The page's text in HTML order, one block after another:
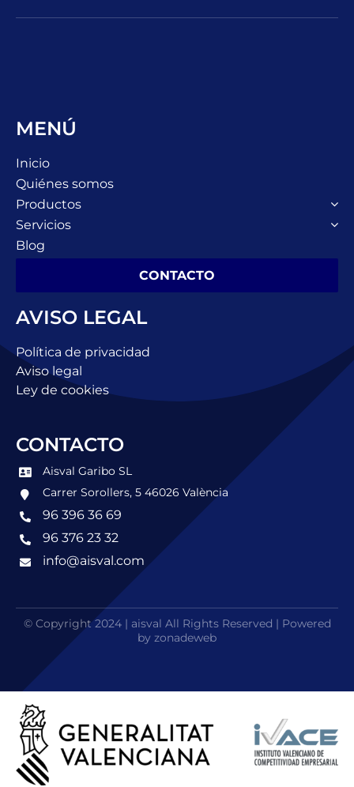
MENÚ
Inicio
Quiénes somos
Productos
Servicios
Blog
CONTACTO
AVISO LEGAL
Política de privacidad
Aviso legal
Ley de cookies
CONTACTO
Aisval Garibo SL
Carrer Sorollers, 5 46026 València
96 396 36 69
96 376 23 32
info@aisval.com
© Copyright 2024 | aisval All Rights Reserved | Powered
by zonadeweb